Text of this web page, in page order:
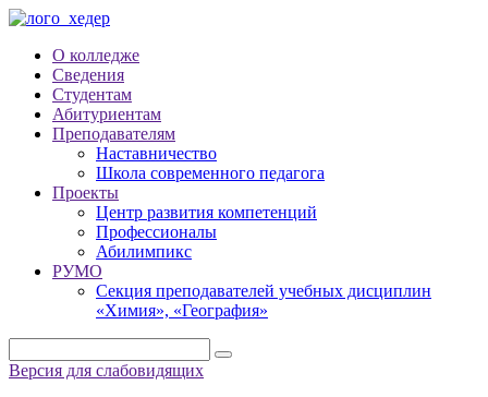
О колледже
Сведения
Студентам
Абитуриентам
Преподавателям
Наставничество
Школа современного педагога
Проекты
Центр развития компетенций
Профессионалы
Абилимпикс
РУМО
Секция преподавателей учебных дисциплин
«Химия», «География»
Версия для слабовидящих